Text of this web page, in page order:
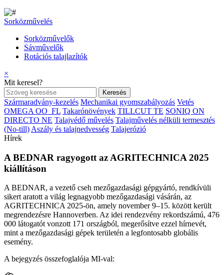
Sorközművelés
Sorközművelők
Sávművelők
Rotációs talajlazítók
×
Mit keresel?
Szármaradvány-kezelés Mechanikai gyomszabályozás Vetés
OMEGA OO_FL Takarónövények TILLCUT TE SONIQ ON
DIRECTO NE Talajvédő művelés Talajművelés nélküli termesztés
(No-till) Aszály és talajnedvesség Talajerózió
Hírek
A BEDNAR ragyogott az AGRITECHNICA 2025
kiállításon
A BEDNAR, a vezető cseh mezőgazdasági gépgyártó, rendkívüli
sikert aratott a világ legnagyobb mezőgazdasági vásárán, az
AGRITECHNICA 2025-ön, amely november 9–15. között került
megrendezésre Hannoverben. Az idei rendezvény rekordszámú, 476
000 látogatót vonzott 171 országból, megerősítve ezzel hírnevét,
mint a mezőgazdasági gépek területén a legfontosabb globális
esemény.
A bejegyzés összefoglalója MI‑val: